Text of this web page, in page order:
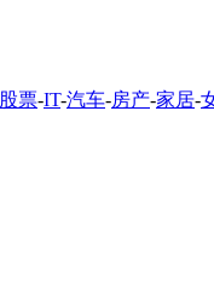
股票-IT-汽车-房产-家居-